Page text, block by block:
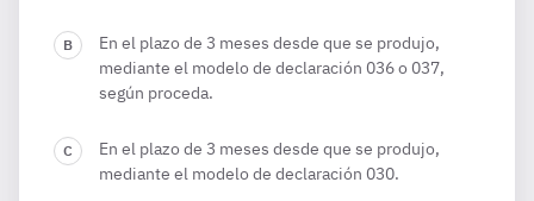
En el plazo de 3 meses desde que se produjo,
mediante el modelo de declaración 036 o 037,
según proceda.
En el plazo de 3 meses desde que se produjo,
mediante el modelo de declaración 030.